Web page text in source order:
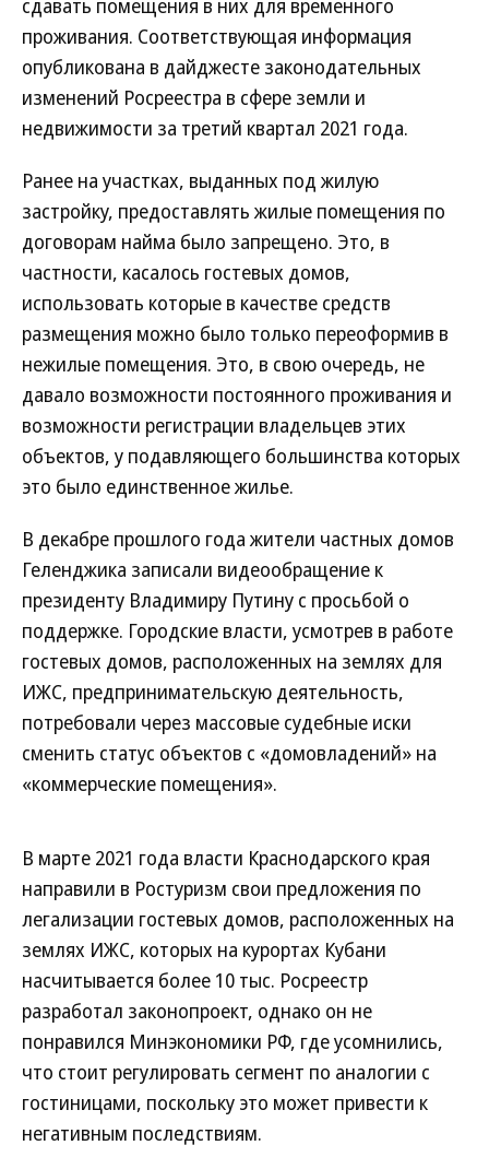
сдавать помещения в них для временного
проживания. Соответствующая информация
опубликована в дайджесте законодательных
изменений Росреестра в сфере земли и
недвижимости за третий квартал 2021 года.
Ранее на участках, выданных под жилую
застройку, предоставлять жилые помещения по
договорам найма было запрещено. Это, в
частности, касалось гостевых домов,
использовать которые в качестве средств
размещения можно было только переоформив в
нежилые помещения. Это, в свою очередь, не
давало возможности постоянного проживания и
возможности регистрации владельцев этих
объектов, у подавляющего большинства которых
это было единственное жилье.
В декабре прошлого года жители частных домов
Геленджика записали видеообращение к
президенту Владимиру Путину с просьбой о
поддержке. Городские власти, усмотрев в работе
гостевых домов, расположенных на землях для
ИЖС, предпринимательскую деятельность,
потребовали через массовые судебные иски
сменить статус объектов с «домовладений» на
«коммерческие помещения».
В марте 2021 года власти Краснодарского края
направили в Ростуризм свои предложения по
легализации гостевых домов, расположенных на
землях ИЖС, которых на курортах Кубани
насчитывается более 10 тыс. Росреестр
разработал законопроект, однако он не
понравился Минэкономики РФ, где усомнились,
что стоит регулировать сегмент по аналогии с
гостиницами, поскольку это может привести к
негативным последствиям.